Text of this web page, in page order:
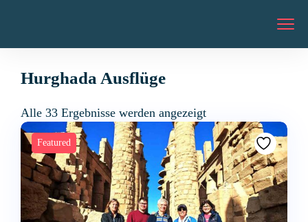
Hurghada Ausflüge
Alle 33 Ergebnisse werden angezeigt
Featured